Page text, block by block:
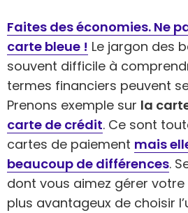
Faites des économies. Ne
carte bleue ! Le jargon des
souvent difficile à
termes financiers peuvent
Prenons exemple sur la
carte de crédit. Ce sont
cartes de paiement mais
beaucoup de différences.
dont vous aimez gérer
plus avantageux de choisir